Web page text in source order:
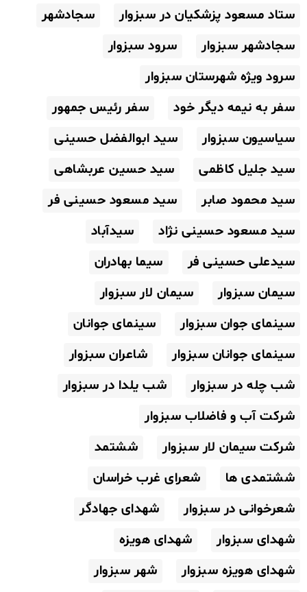
ستاد مسعود پزشکیان در سبزوار
سجادشهر
سجادشهر سبزوار
سرود سبزوار
سرود ویژه شهرستان سبزوار
سفر به نیمه دیگر خود
سفر رئیس جمهور
سیاسیون سبزوار
سید ابوالفضل حسینی
سید جلیل کاظمی
سید حسین عربشاهی
سید محمود صابر
سید مسعود حسینی فر
سید مسعود حسینی نژاد
سیدآباد
سیدعلی حسینی فر
سیما بهادران
سیمان سبزوار
سیمان لار سبزوار
سینمای جوان سبزوار
سینمای جوانان
سینمای جوانان سبزوار
شاعران سبزوار
شب چله در سبزوار
شب یلدا در سبزوار
شرکت آب و فاضلاب سبزوار
شرکت سیمان لار سبزوار
ششتمد
ششتمدی ها
شعرای غرب خراسان
شعرخوانی در سبزوار
شهدای جهادگر
شهدای سبزوار
شهدای هویزه
شهدای هویزه سبزوار
شهر سبزوار